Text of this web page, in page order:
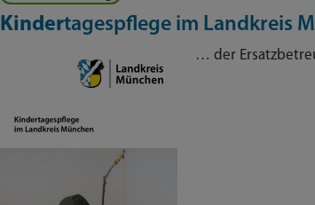
Kindertagespflege im Landkreis
… der